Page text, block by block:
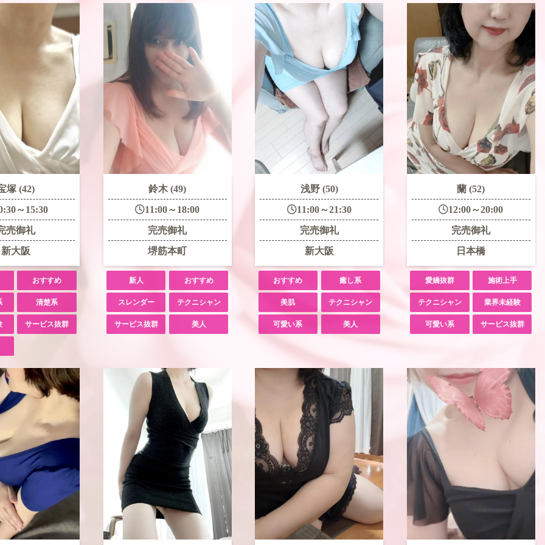
塚 (42)
～15:30
売御礼
新大阪
おすすめ
清楚系
サービス抜群
鈴木 (49)
11:00～18:00
完売御礼
堺筋本町
新人 おすすめ
スレンダー テクニシャン
サービス抜群 美人
浅野 (50)
11:00～21:30
完売御礼
新大阪
おすすめ 癒し系
美肌 テクニシャン
可愛い系 美人
蘭 (52)
12:00～20:00
完売御礼
日本橋
愛嬌抜群 施術上手
テクニシャン 業界未経験
可愛い系 サービス抜群